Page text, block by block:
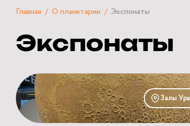
Главная О планетарии Экспонаты
Экспонаты
Глобус
Луны
Залы